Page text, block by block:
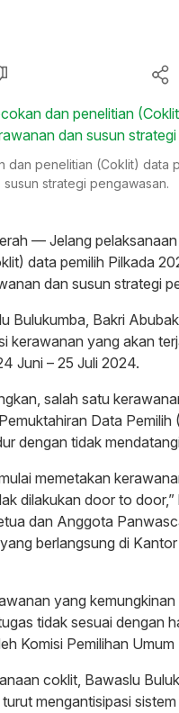
penelitian (Coklit) data
strategi pengawasan.
— Jelang
data pemilih Pilkada
dan susun strategi
Bulukumba, Bakri
kerawanan yang akan
Juni – 25 Juli 2024.
salah satu
Data
dengan tidak
memetakan
dilakukan door to
dan Anggota
berlangsung di
yang
tidak sesuai dengan
Komisi Pemilihan
coklit, Bawaslu
mengantisipasi